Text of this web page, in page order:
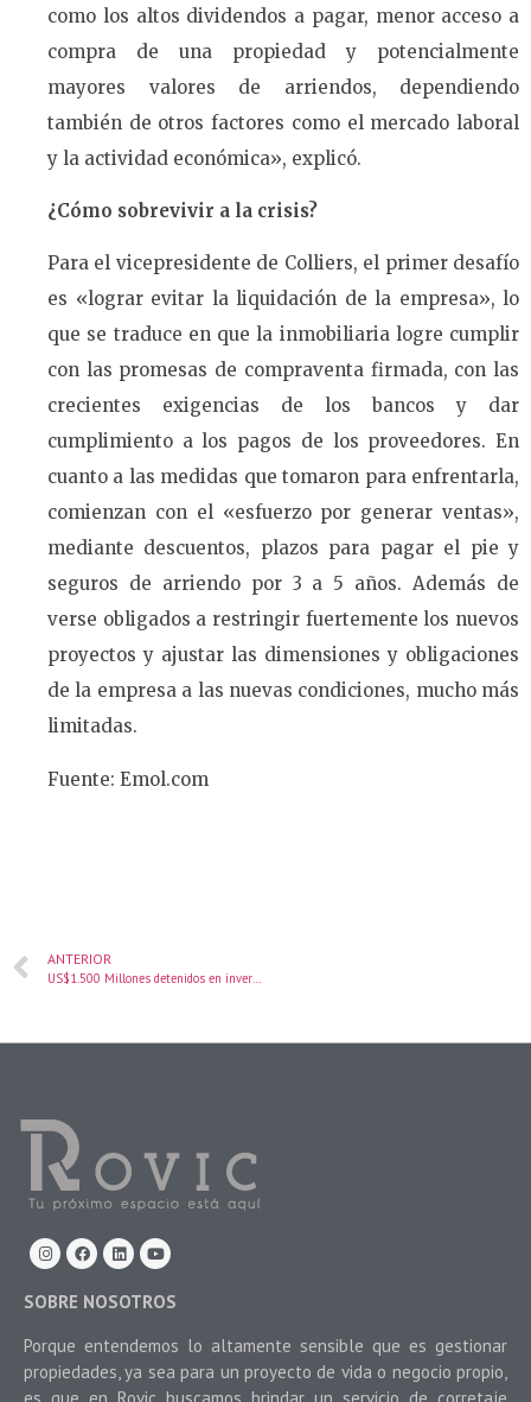
como los altos dividendos a pagar, menor acceso a
compra de una propiedad y potencialmente
mayores valores de arriendos, dependiendo
también de otros factores como el mercado laboral
y la actividad económica», explicó.
¿Cómo sobrevivir a la crisis?
Para el vicepresidente de Colliers, el primer desafío
es «lograr evitar la liquidación de la empresa», lo
que se traduce en que la inmobiliaria logre cumplir
con las promesas de compraventa firmada, con las
crecientes exigencias de los bancos y dar
cumplimiento a los pagos de los proveedores. En
cuanto a las medidas que tomaron para enfrentarla,
comienzan con el «esfuerzo por generar ventas»,
mediante descuentos, plazos para pagar el pie y
seguros de arriendo por 3 a 5 años. Además de
verse obligados a restringir fuertemente los nuevos
proyectos y ajustar las dimensiones y obligaciones
de la empresa a las nuevas condiciones, mucho más
limitadas.
Fuente: Emol.com
ANTERIOR
US$1.500 Millones detenidos en inversión por falta de financiamiento a inmobiliarias
SOBRE NOSOTROS
Porque entendemos lo altamente sensible que es gestionar
propiedades, ya sea para un proyecto de vida o negocio propio,
es que en Rovic buscamos brindar un servicio de corretaje